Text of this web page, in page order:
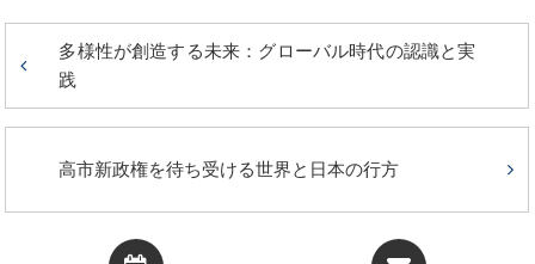
多様性が創造する未来：グローバル時代の認識と実
践
高市新政権を待ち受ける世界と日本の行方